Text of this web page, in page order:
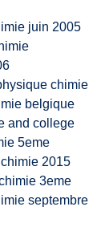
juin 2005
chimie
belgique
and college
5eme
2015
3eme
septembre